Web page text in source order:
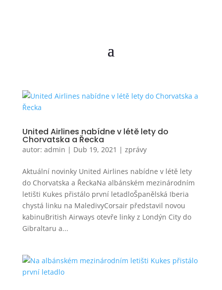
United Airlines nabídne v létě lety do
Chorvatska a Řecka
autor: admin | Dub 19, 2021 | zprávy
Aktuální novinky United Airlines nabídne v létě lety
do Chorvatska a ŘeckaNa albánském mezinárodním
letišti Kukes přistálo první letadloŠpanělská Iberia
chystá linku na MaledivyCorsair představil novou
kabinuBritish Airways otevře linky z Londýn City do
Gibraltaru a...